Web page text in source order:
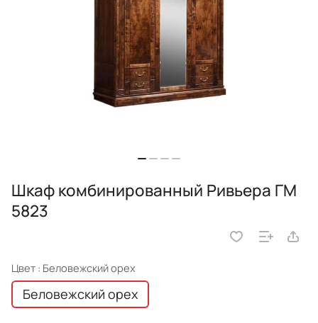
Шкаф комбинированный Ривьера ГМ
5823
Цвет : Беловежский орех
Беловежский орех